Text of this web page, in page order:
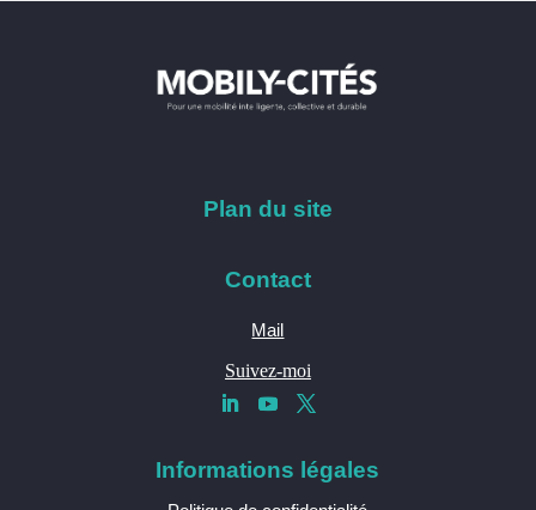
Plan du site
Contact
Mail
Suivez-moi
Informations légales